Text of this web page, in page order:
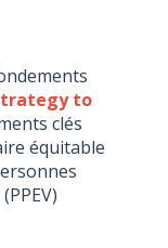
to
clés
équitable